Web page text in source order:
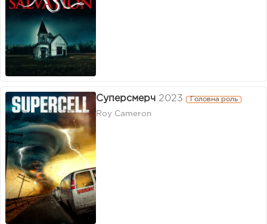
Суперсмерч 2023 Головна роль
Roy Cameron